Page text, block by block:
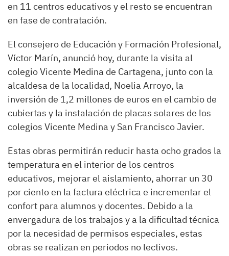
en 11 centros educativos y el resto se encuentran
en fase de contratación.
El consejero de Educación y Formación Profesional,
Víctor Marín, anunció hoy, durante la visita al
colegio Vicente Medina de Cartagena, junto con la
alcaldesa de la localidad, Noelia Arroyo, la
inversión de 1,2 millones de euros en el cambio de
cubiertas y la instalación de placas solares de los
colegios Vicente Medina y San Francisco Javier.
Estas obras permitirán reducir hasta ocho grados la
temperatura en el interior de los centros
educativos, mejorar el aislamiento, ahorrar un 30
por ciento en la factura eléctrica e incrementar el
confort para alumnos y docentes. Debido a la
envergadura de los trabajos y a la dificultad técnica
por la necesidad de permisos especiales, estas
obras se realizan en periodos no lectivos.